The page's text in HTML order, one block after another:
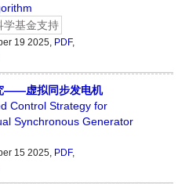
学基金支持
19 2025, PDF,
——虚拟同步发电机
Control Strategy for
Synchronous Generator
15 2025, PDF,